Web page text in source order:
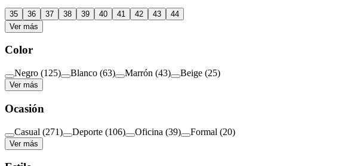
35 36 37 38 39 40 41 42 43
44
Ver más
Color
Negro (125) Blanco (63) Marrón (43) Beige (25)
Ver más
Ocasión
Casual (271) Deporte (106) Oficina (39) Formal (20)
Ver más